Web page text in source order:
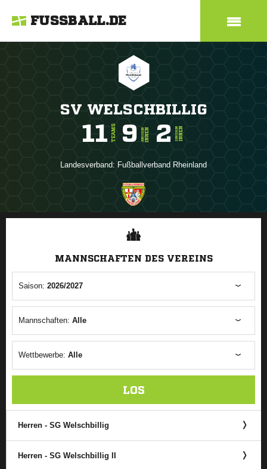
FUSSBALL.DE
SV WELSCHBILLIG
11 TEAMS 9 JUNIORENINNEN 2 SENIORENINNEN
Landesverband: Fußballverband Rheinland
ANZEIGE
MANNSCHAFTEN DES VEREINS
Saison: 2026/2027
Mannschaften: Alle
Wettbewerbe: Alle
LOS
Herren - SG Welschbillig
Herren - SG Welschbillig II